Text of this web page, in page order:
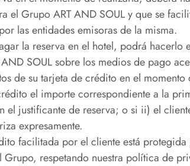
el Grupo ART AND SOUL y que se
las entidades emisoras de la misma.
la reserva en el hotel, podrá
SOUL sobre los medios de pago
de su tarjeta de crédito en el
el importe correspondiente a la
el justificante de reserva; o si ii) el
expresamente.
facilitada por el cliente está
respetando nuestra política de